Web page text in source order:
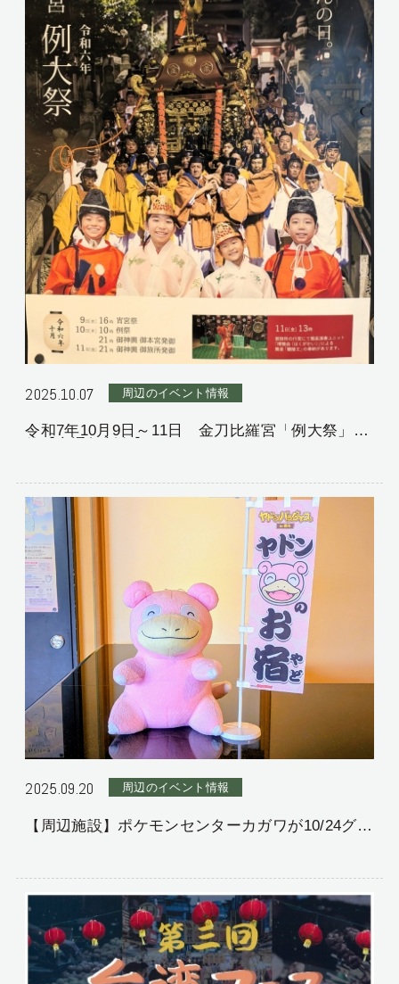
2025.10.07 周辺のイベント情報
令和7年10月9日～11日 金刀比羅宮「例大祭」開
2025.09.20 周辺のイベント情報
【周辺施設】ポケモンセンターカガワが10/24グラ